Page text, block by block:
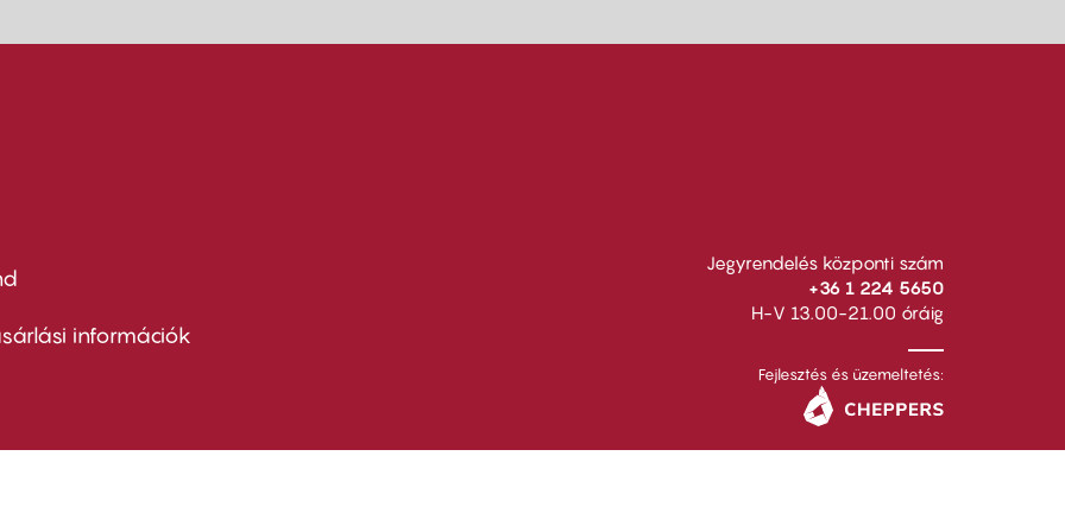
információk
Jegyrendelés központi szám
+36 1 224 5650
H-V 13.00-21.00 óráig
Fejlesztés és üzemeltetés: